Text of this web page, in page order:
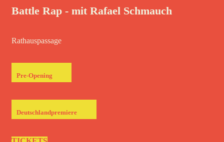
Battle Rap - mit Rafael Schmauch
Rathauspassage
Pre-Opening
Deutschlandpremiere